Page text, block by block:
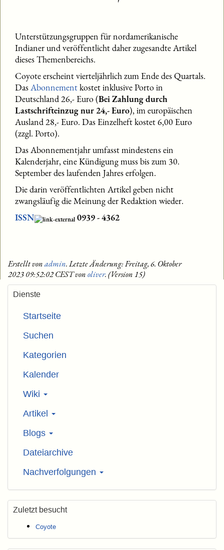
Unterstützungsgruppen für nordamerikanische
Indianer und veröffentlicht daher zugesandte Artikel
dieses Themenbereichs.
Coyote erscheint vierteljährlich zum Ende des Quartals.
DasAbonnementkostet inklusive Porto in
Deutschland 26,- Euro (Bei Zahlung durch
Lastschrifteinzug nur 24,- Euro), im europäischen
Ausland 28,- Euro. Das Einzelheft kostet 6,00 Euro
(zzgl. Porto).
Das Abonnementjahr umfasst mindestens ein
Kalenderjahr, eine Kündigung muss bis zum 30.
September des laufenden Jahres erfolgen.
Die darin veröffentlichten Artikel geben nicht
zwangsläufig die Meinung der Redaktion wieder.
ISSN
0939 - 4362
Erstellt vonadmin. Letzte Änderung: Freitag, 6. Oktober
2023 09:52:02 CEST vonoliver. (Version 15)
Dienste
Startseite
Suchen
Kategorien
Kalender
Wiki
Artikel
Blogs
Dateiarchive
Nachverfolgungen
Zuletzt besucht
Coyote